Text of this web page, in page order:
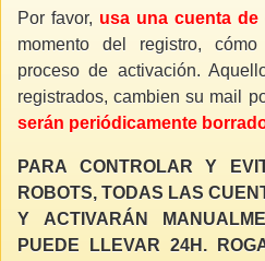
Por favor, usa una cuenta de
momento del registro,
proceso de activación.
registrados, cambien su mail
serán periódicamente
PARA CONTROLAR Y
ROBOTS, TODAS LAS
Y ACTIVARÁN
PUEDE LLEVAR 24H.